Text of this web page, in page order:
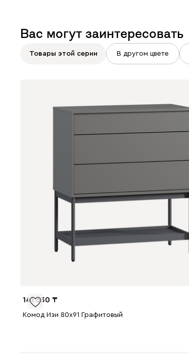
Вас могут заинтересовать
Товары этой серии В другом цвете
141 630
Комод Изи 80x91 Графитовый